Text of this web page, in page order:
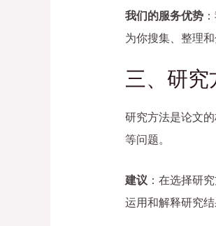
我们的服务优势
为你搜集、整理
三、研究
研究方法是论文
等问题。
建议 ：在选择研
运用和解释研究结